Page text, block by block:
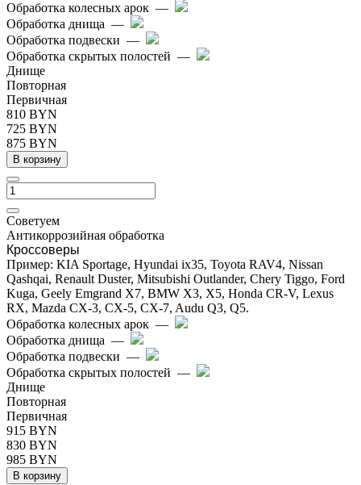
Обработка колесных арок —
Обработка днища —
Обработка подвески —
Обработка скрытых полостей —
Днище
Повторная
Первичная
810 BYN
725 BYN
875 BYN
В корзину
Cоветуем
Антикоррозийная обработка
Кроссоверы
Пример: KIA Sportage, Hyundai ix35, Toyota RAV4, Nissan
Qashqai, Renault Duster, Mitsubishi Outlander, Chery Tiggo, Ford
Kuga, Geely Emgrand X7, BMW X3, X5, Honda CR-V, Lexus
RX, Mazda CX-3, CX-5, CX-7, Audu Q3, Q5.
Обработка колесных арок —
Обработка днища —
Обработка подвески —
Обработка скрытых полостей —
Днище
Повторная
Первичная
915 BYN
830 BYN
985 BYN
В корзину